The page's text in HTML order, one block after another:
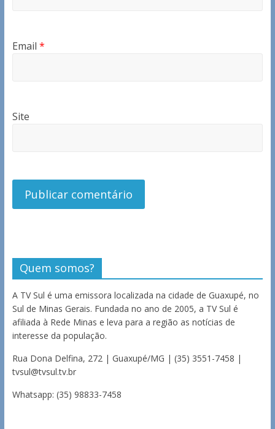
Email *
Site
Quem somos?
A TV Sul é uma emissora localizada na cidade de Guaxupé, no
Sul de Minas Gerais. Fundada no ano de 2005, a TV Sul é
afiliada à Rede Minas e leva para a região as notícias de
interesse da população.
Rua Dona Delfina, 272 | Guaxupé/MG | (35) 3551-7458 |
tvsul@tvsul.tv.br
Whatsapp: (35) 98833-7458